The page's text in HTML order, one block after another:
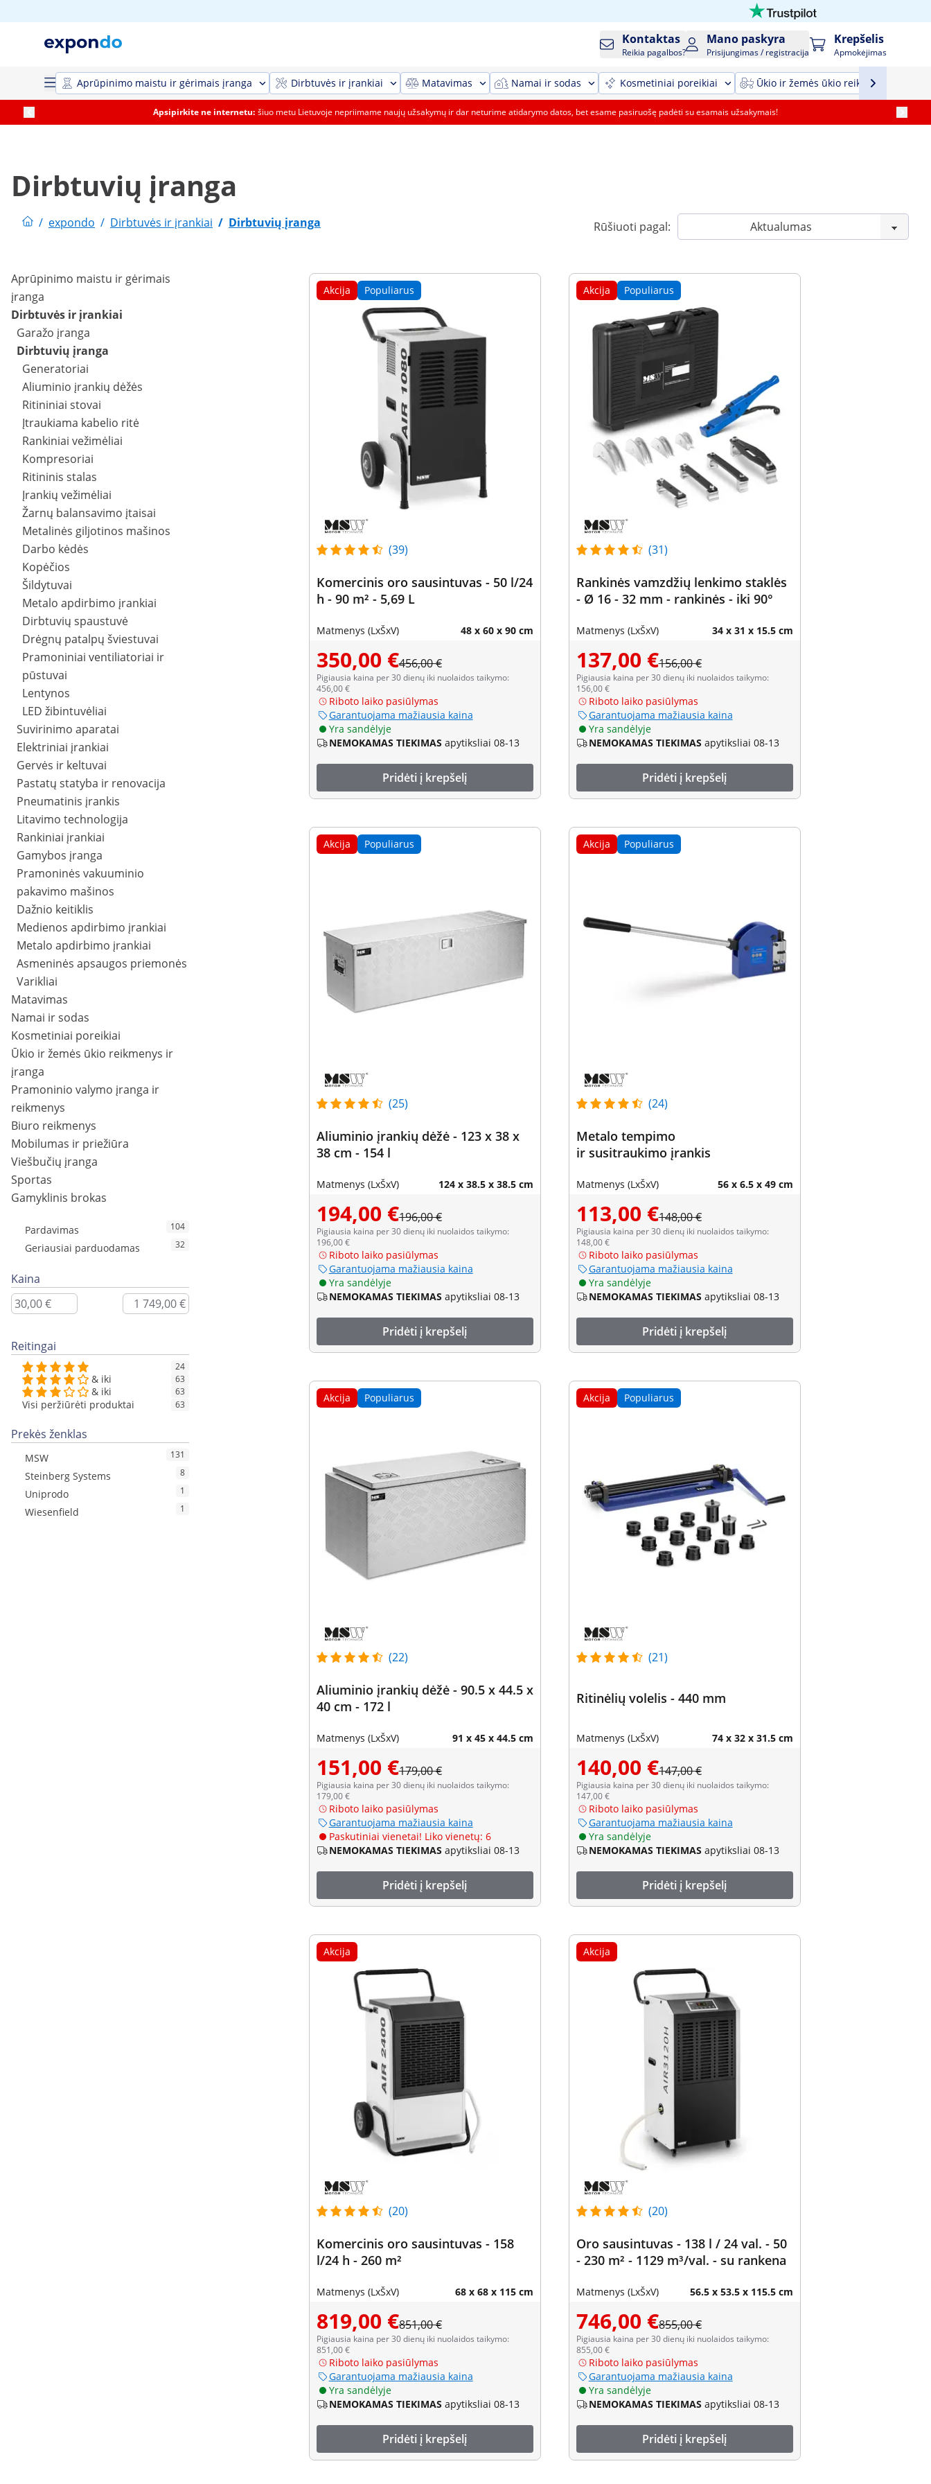
Kontaktas
Reikia pagalbos?
Mano paskyra
Prisijungimas / registracija
Krepšelis
Apmokėjimas
Aprūpinimo maistu ir gėrimais įranga Dirbtuvės ir įrankiai Matavimas Namai ir sodas Kosmetiniai poreikiai Ūkio ir žemės ūkio reikmenys ir
Apsipirkite ne internetu: šiuo metu Lietuvoje nepriimame naujų užsakymų ir dar neturime atidarymo datos, bet esame pasiruošę padėti su esamais užsakymais!
Dirbtuvių įranga
/ expondo / Dirbtuvės ir įrankiai / Dirbtuvių įranga Rūšiuoti pagal:
Aprūpinimo maistu ir gėrimais
įranga
Dirbtuvės ir įrankiai
Garažo įranga
Dirbtuvių įranga
Generatoriai
Aliuminio įrankių dėžės
Ritininiai stovai
Įtraukiama kabelio ritė
Rankiniai vežimėliai
Kompresoriai
Ritininis stalas
Įrankių vežimėliai
Žarnų balansavimo įtaisai
Metalinės giljotinos mašinos
Darbo kėdės
Kopėčios
Šildytuvai
Metalo apdirbimo įrankiai
Dirbtuvių spaustuvė
Drėgnų patalpų šviestuvai
Pramoniniai ventiliatoriai ir
pūstuvai
Lentynos
LED žibintuvėliai
Suvirinimo aparatai
Elektriniai įrankiai
Gervės ir keltuvai
Pastatų statyba ir renovacija
Pneumatinis įrankis
Litavimo technologija
Rankiniai įrankiai
Gamybos įranga
Pramoninės vakuuminio
pakavimo mašinos
Dažnio keitiklis
Medienos apdirbimo įrankiai
Metalo apdirbimo įrankiai
Asmeninės apsaugos priemonės
Varikliai
Matavimas
Namai ir sodas
Kosmetiniai poreikiai
Ūkio ir žemės ūkio reikmenys ir
įranga
Pramoninio valymo įranga ir
reikmenys
Biuro reikmenys
Mobilumas ir priežiūra
Viešbučių įranga
Sportas
Gamyklinis brokas
Pardavimas 104
Geriausiai parduodamas 32
Kaina
Reitingai
24
& iki 63
& iki 63
Visi peržiūrėti produktai 63
Prekės ženklas
MSW 131
Steinberg Systems 8
Uniprodo 1
Wiesenfield 1
Akcija Populiarus
(39)
Komercinis oro sausintuvas - 50 l/24
h - 90 m² - 5,69 L
Matmenys (LxŠxV) 48 x 60 x 90 cm
350,00 €456,00 €
Pigiausia kaina per 30 dienų iki nuolaidos taikymo:
456,00 €
Riboto laiko pasiūlymas
Garantuojama mažiausia kaina
Yra sandėlyje
NEMOKAMAS TIEKIMAS apytiksliai 08-13
Pridėti į krepšelį
Akcija Populiarus
(31)
Rankinės vamzdžių lenkimo staklės
- Ø 16 - 32 mm - rankinės - iki 90°
Matmenys (LxŠxV) 34 x 31 x 15.5 cm
137,00 €156,00 €
Pigiausia kaina per 30 dienų iki nuolaidos taikymo:
156,00 €
Riboto laiko pasiūlymas
Garantuojama mažiausia kaina
Yra sandėlyje
NEMOKAMAS TIEKIMAS apytiksliai 08-13
Pridėti į krepšelį
Akcija Populiarus
(25)
Aliuminio įrankių dėžė - 123 x 38 x
38 cm - 154 l
Matmenys (LxŠxV) 124 x 38.5 x 38.5 cm
194,00 €196,00 €
Pigiausia kaina per 30 dienų iki nuolaidos taikymo:
196,00 €
Riboto laiko pasiūlymas
Garantuojama mažiausia kaina
Yra sandėlyje
NEMOKAMAS TIEKIMAS apytiksliai 08-13
Pridėti į krepšelį
Akcija Populiarus
(24)
Metalo tempimo
ir susitraukimo įrankis
Matmenys (LxŠxV) 56 x 6.5 x 49 cm
113,00 €148,00 €
Pigiausia kaina per 30 dienų iki nuolaidos taikymo:
148,00 €
Riboto laiko pasiūlymas
Garantuojama mažiausia kaina
Yra sandėlyje
NEMOKAMAS TIEKIMAS apytiksliai 08-13
Pridėti į krepšelį
Akcija Populiarus
(22)
Aliuminio įrankių dėžė - 90.5 x 44.5 x
40 cm - 172 l
Matmenys (LxŠxV) 91 x 45 x 44.5 cm
151,00 €179,00 €
Pigiausia kaina per 30 dienų iki nuolaidos taikymo:
179,00 €
Riboto laiko pasiūlymas
Garantuojama mažiausia kaina
Paskutiniai vienetai! Liko vienetų: 6
NEMOKAMAS TIEKIMAS apytiksliai 08-13
Pridėti į krepšelį
Akcija Populiarus
(21)
Ritinėlių volelis - 440 mm
Matmenys (LxŠxV) 74 x 32 x 31.5 cm
140,00 €147,00 €
Pigiausia kaina per 30 dienų iki nuolaidos taikymo:
147,00 €
Riboto laiko pasiūlymas
Garantuojama mažiausia kaina
Yra sandėlyje
NEMOKAMAS TIEKIMAS apytiksliai 08-13
Pridėti į krepšelį
Akcija
(20)
Komercinis oro sausintuvas - 158
l/24 h - 260 m²
Matmenys (LxŠxV) 68 x 68 x 115 cm
819,00 €851,00 €
Pigiausia kaina per 30 dienų iki nuolaidos taikymo:
851,00 €
Riboto laiko pasiūlymas
Garantuojama mažiausia kaina
Yra sandėlyje
NEMOKAMAS TIEKIMAS apytiksliai 08-13
Pridėti į krepšelį
Akcija
(20)
Oro sausintuvas - 138 l / 24 val. - 50
- 230 m² - 1129 m³/val. - su rankena
Matmenys (LxŠxV) 56.5 x 53.5 x 115.5 cm
746,00 €855,00 €
Pigiausia kaina per 30 dienų iki nuolaidos taikymo:
855,00 €
Riboto laiko pasiūlymas
Garantuojama mažiausia kaina
Yra sandėlyje
NEMOKAMAS TIEKIMAS apytiksliai 08-13
Pridėti į krepšelį